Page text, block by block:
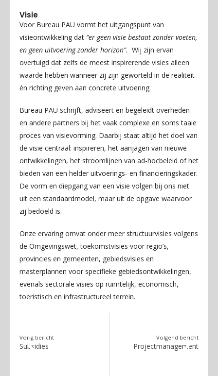
Visie
Voor Bureau PAU vormt het uitgangspunt van
visieontwikkeling dat “er geen visie bestaat zonder voeten,
en geen uitvoering zonder horizon”. Wij zijn ervan
overtuigd dat zelfs de meest inspirerende visies alleen
waarde hebben wanneer zij zijn geworteld in de realiteit
én richting geven aan concrete uitvoering.
Bureau PAU schrijft, adviseert en begeleidt overheden
en andere partners bij het vaak complexe en soms taaie
proces van visievorming. Daarbij staat altijd het doel van
de visie centraal: inspireren, het aanjagen van nieuwe
ontwikkelingen, het stroomlijnen van ad-hocbeleid of het
bieden van een helder uitvoerings- en financieringskader.
De vorm en diepgang van een visie volgen bij ons niet
uit een standaardmodel, maar uit de opgave waarvoor
zij bedoeld is.
Onze ervaring omvat onder meer structuurvisies volgens
de Omgevingswet, toekomstvisies voor regio’s,
provincies en gemeenten, gebiedsvisies en
masterplannen voor specifieke gebiedsontwikkelingen,
evenals sectorale visies op ruimtelijk, economisch,
toeristisch en infrastructureel terrein.
Vorig bericht
Subsidies
Volgend bericht
Projectmanagement